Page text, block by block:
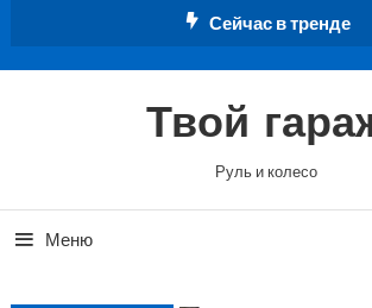
Сейчас в тренде
Твой
Руль и колесо
Меню